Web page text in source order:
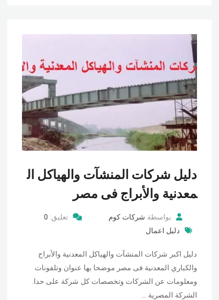
دليل شركات المنشآت والهياكل ال
معدنية والأبراج فى مصر
بواسطة شركات كوم تعليق: 0
دليل اعمال
دليل اكبر شركات المنشآت والهياكل المعدنية والأبراج
والكباري المعدنية فى مصر موضحا بها عنوان وتلفونات
ومعلومات عن الشركات وتخصصات كل شركة على حدا.
الشركة المصرية …